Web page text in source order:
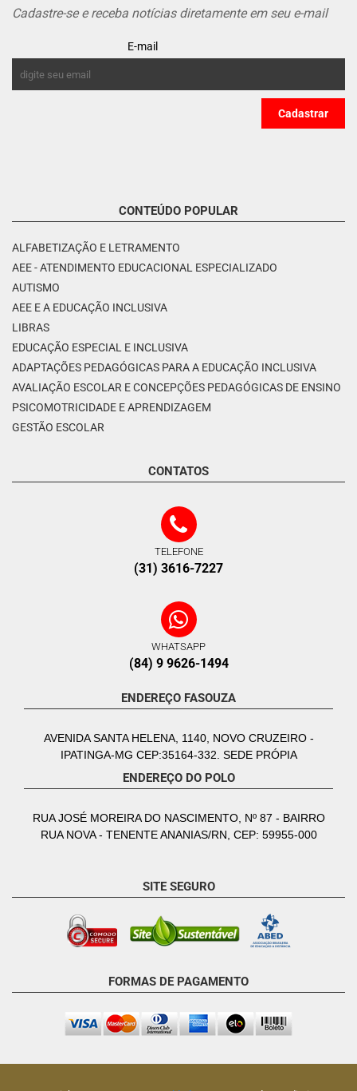
Cadastre-se e receba notícias diretamente em seu e-mail
E-mail
CONTEÚDO POPULAR
ALFABETIZAÇÃO E LETRAMENTO
AEE - ATENDIMENTO EDUCACIONAL ESPECIALIZADO
AUTISMO
AEE E A EDUCAÇÃO INCLUSIVA
LIBRAS
EDUCAÇÃO ESPECIAL E INCLUSIVA
ADAPTAÇÕES PEDAGÓGICAS PARA A EDUCAÇÃO INCLUSIVA
AVALIAÇÃO ESCOLAR E CONCEPÇÕES PEDAGÓGICAS DE ENSINO
PSICOMOTRICIDADE E APRENDIZAGEM
GESTÃO ESCOLAR
CONTATOS
TELEFONE
(31) 3616-7227
WHATSAPP
(84) 9 9626-1494
ENDEREÇO FASOUZA
AVENIDA SANTA HELENA, 1140, NOVO CRUZEIRO -
IPATINGA-MG CEP:35164-332. SEDE PRÓPIA
ENDEREÇO DO POLO
RUA JOSÉ MOREIRA DO NASCIMENTO, Nº 87 - BAIRRO
RUA NOVA - TENENTE ANANIAS/RN, CEP: 59955-000
SITE SEGURO
FORMAS DE PAGAMENTO